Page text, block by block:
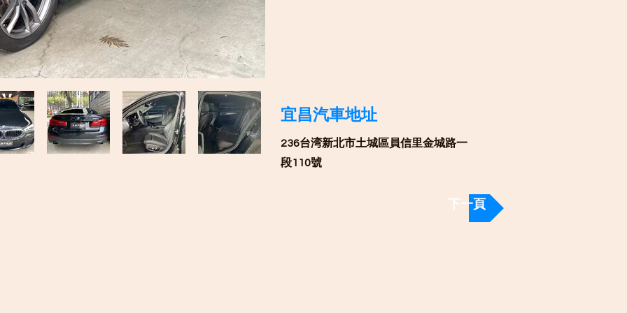
​宜昌汽車地址
236台湾新北市土城區員信里金城路一
段110號
下一頁